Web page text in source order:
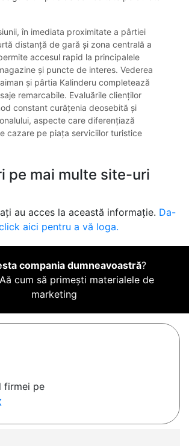
în imediata proximitate a pârtiei
distanță de gară și zona centrală a
accesul rapid la principalele
și puncte de interes. Vederea
și pârtia Kalinderu completează
remarcabile. Evaluările clienților
constant curățenia deosebită și
aspecte care diferențiază
cazare pe piața serviciilor turistice
pe mai multe site-uri
au acces la această informație. Da-
aici pentru a vă loga.
compania dumneavoastră?
Aă cum să primești materialele de
marketing
firmei pe